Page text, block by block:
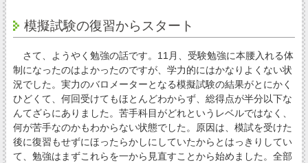
模擬試験の復習からスタート
さて、ようやく勉強の話です。11月、受験勉強に本腰入れる体
制になったのはよかったのですが、学力的にはかなりよくない状
況でした。実力のバロメーターとなる模擬試験の結果がとにかく
ひどくて、何回受けてもほとんどわからず、総得点が半分以下な
んてざらにありました。苦手科目がどれというレベルではなく、
何が苦手なのかもわからない状態でした。原因は、模試を受けた
後に復習もせずにほったらかしにしていたからとはっきりしてい
て、勉強はまずこれらを一から見直すことから始めました。全部